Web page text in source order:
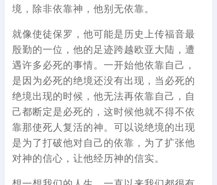
境，除非依靠神，他别无依靠。
就像使徒保罗，他可能是历史上传福音最
殷勤的一位，他的足迹跨越欧亚大陆，遭
遇许多必死的事情。一开始他依靠自己，
是因为必死的绝境还没有出现，当必死的
绝境出现的时候，他无法再依靠自己，自
己都断定是必死的，这时候他就不得不依
靠那使死人复活的神。可以说绝境的出现
是为了打破他对自己的依靠，为了扩张他
对神的信心，让他经历神的信实。